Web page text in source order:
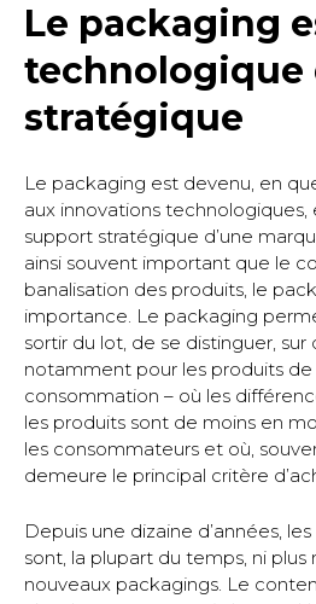
Le packaging
technologique
stratégique
Le packaging est devenu, en
aux innovations technologiques,
support stratégique d’une
ainsi souvent important que le
banalisation des produits, le
importance. Le packaging
sortir du lot, de se distinguer, sur
notamment pour les produits de
consommation – où les
les produits sont de moins en
les consommateurs et où,
demeure le principal critère
Depuis une dizaine d’années,
sont, la plupart du temps, ni plus
nouveaux packagings. Le